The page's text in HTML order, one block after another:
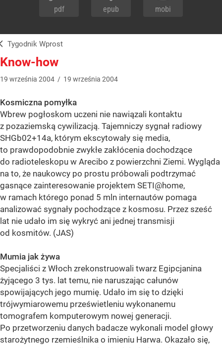
pdf epub mobi
Tygodnik Wprost
Know-how
19 września 2004 / 19 września 2004
Kosmiczna pomyłka
Wbrew pogłoskom uczeni nie nawiązali kontaktu
z pozaziemską cywilizacją. Tajemniczy sygnał radiowy
SHGb02+14a, którym ekscytowały się media,
to prawdopodobnie zwykłe zakłócenia dochodzące
do radioteleskopu w Arecibo z powierzchni Ziemi. Wygląda
na to, że naukowcy po prostu próbowali podtrzymać
gasnące zainteresowanie projektem SETI@home,
w ramach którego ponad 5 mln internautów pomaga
analizować sygnały pochodzące z kosmosu. Przez sześć
lat nie udało im się wykryć ani jednej transmisji
od kosmitów. (JAS)
Mumia jak żywa
Specjaliści z Włoch zrekonstruowali twarz Egipcjanina
żyjącego 3 tys. lat temu, nie naruszając całunów
spowijających jego mumię. Udało im się to dzięki
trójwymiarowemu prześwietleniu wykonanemu
tomografem komputerowym nowej generacji.
Po przetworzeniu danych badacze wykonali model głowy
starożytnego rzemieślnika o imieniu Harwa. Okazało się,